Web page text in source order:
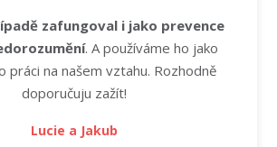
zafungoval i jako prevence
. A používáme ho jako
práci na našem vztahu. Rozhodně
doporučuju zažít!
Lucie a Jakub